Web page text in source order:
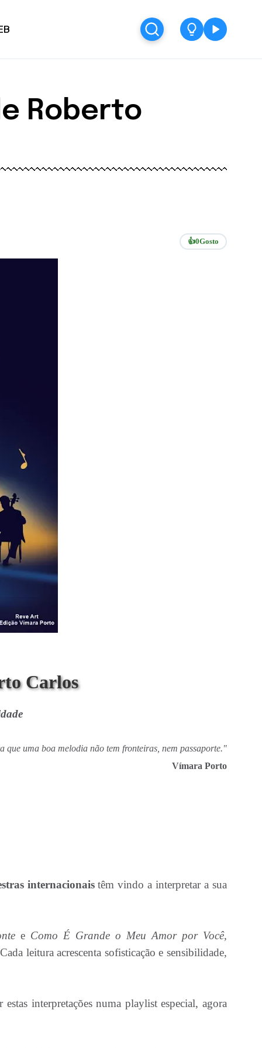
Roberto
👍0Gosto
Carlos
que uma boa melodia não tem fronteiras, nem passaporte."
Vímara Porto
internacionaistêm vindo a interpretar a sua
e Como É Grande o Meu Amor por Você,
leitura acrescenta sofisticação e sensibilidade,
interpretações numa playlist especial, agora